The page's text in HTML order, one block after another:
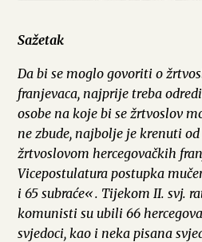
Sažetak
Da bi se moglo govoriti o
franjevaca, najprije treba
osobe na koje bi se žrtvoslov
ne zbude, najbolje je krenuti
žrtvoslovom hercegovačkih
Vicepostulatura postupka
i 65 subraće«. Tijekom II. svj.
komunisti su ubili 66
svjedoci, kao i neka pisana